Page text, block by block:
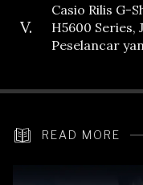
V.
Casio Rilis G-
H5600 Series,
Peselancar
READ MORE